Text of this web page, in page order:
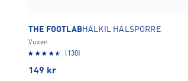
THE FOOTLABHÄLKIL HÄLSPORRE
Vuxen
(130)
149 kr